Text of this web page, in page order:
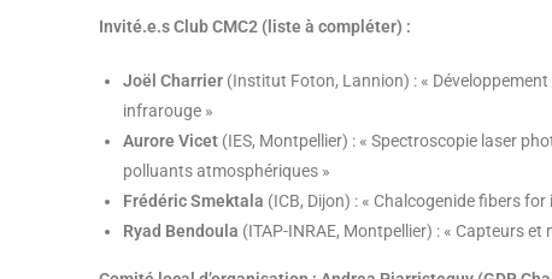
Invité.e.s Club CMC2 (liste à compléter) :
Joël Charrier (Institut Foton, Lannion) : «
infrarouge »
Aurore Vicet (IES, Montpellier) : « Spectroscopie laser
polluants atmosphériques »
Frédéric Smektala (ICB, Dijon) : « Chalcogenide fibers
Ryad Bendoula (ITAP-INRAE, Montpellier) : « Capteurs et